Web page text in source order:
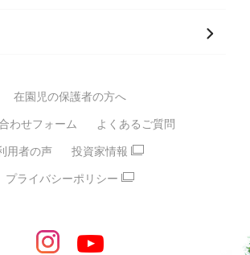
ンガル保育園
保育園
ッソーリ式保育園
保育・学童
えいご
！バイリンガル！
いて
在園児の保護者の方へ
わせフォーム よくあるご質問
用者の声 投資家情報
プライバシーポリシー